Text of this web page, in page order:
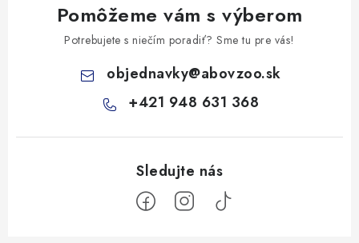
Pomôžeme vám s výberom
Potrebujete s niečím poradiť? Sme tu pre vás!
objednavky@abovzoo.sk
+421 948 631 368